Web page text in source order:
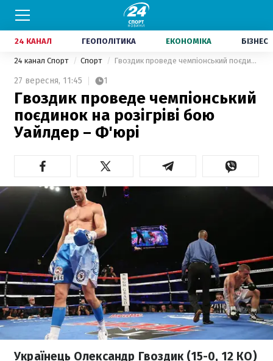
24 КАНАЛ ГЕОПОЛІТИКА ЕКОНОМІКА БІЗНЕС
24 канал Спорт Спорт Гвоздик проведе чемпіонський поєдинок на розігріві бою Уайлдер – Ф'юрі
27 вересня, 11:45 1
Гвоздик проведе чемпіонський
поєдинок на розігріві бою
Уайлдер – Ф'юрі
Українець Олександр Гвоздик (15-0, 12 КО)